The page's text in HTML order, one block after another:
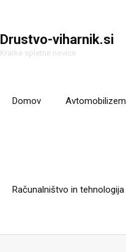
Drustvo-viharnik.si
Kratke spletne novice
Domov Avtomobilizem
Računalništvo in tehnologija